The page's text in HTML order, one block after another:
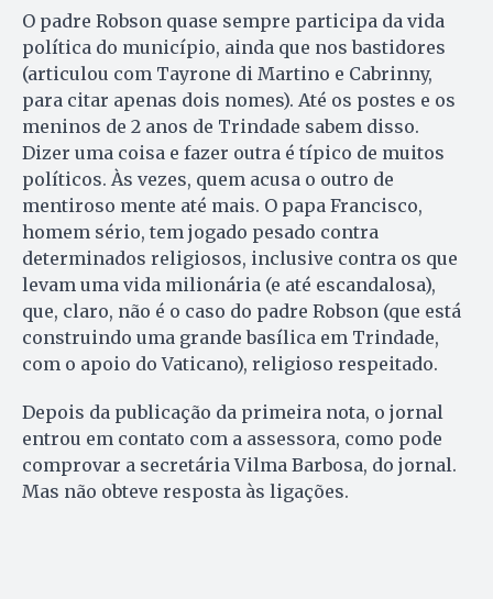
O padre Robson quase sempre participa da vida
política do município, ainda que nos bastidores
(articulou com Tayrone di Martino e Cabrinny,
para citar apenas dois nomes). Até os postes e os
meninos de 2 anos de Trindade sabem disso.
Dizer uma coisa e fazer outra é típico de muitos
políticos. Às vezes, quem acusa o outro de
mentiroso mente até mais. O papa Francisco,
homem sério, tem jogado pesado contra
determinados religiosos, inclusive contra os que
levam uma vida milionária (e até escandalosa),
que, claro, não é o caso do padre Robson (que está
construindo uma grande basílica em Trindade,
com o apoio do Vaticano), religioso respeitado.
Depois da publicação da primeira nota, o jornal
entrou em contato com a assessora, como pode
comprovar a secretária Vilma Barbosa, do jornal.
Mas não obteve resposta às ligações.